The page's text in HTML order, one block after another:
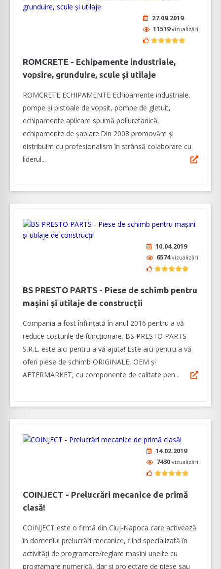
27.09.2019
11519vizualizări
ROMCRETE - Echipamente industriale,
vopsire, grunduire, scule și utilaje
ROMCRETE ECHIPAMENTE Echipamente industriale,
pompe și pistoale de vopsit, pompe de gletuit,
echipamente aplicare spumă poliuretanică,
echipamente de șablare.Din 2008 promovăm și
distribuim cu profesionalism în strânsă colaborare cu
liderul...
10.04.2019
6574vizualizări
BS PRESTO PARTS - Piese de schimb pentru
mașini și utilaje de construcții
Compania a fost înființată în anul 2016 pentru a vă
reduce costurile de funcționare. BS PRESTO PARTS
S.R.L. este aici pentru a vă ajuta! Este aici pentru a vă
oferi piese de schimb ORIGINALE, OEM și
AFTERMARKET, cu componente de calitate pen...
14.02.2019
7430 vizualizări
COINJECT - Prelucrări mecanice de primă
clasă!
COINJECT este o firmă din Cluj-Napoca care activează
în domeniul prelucrări mecanice, fiind specializată în
activități de programare/reglare mașini unelte cu
programare numerică, dar și proiectare de piese sau